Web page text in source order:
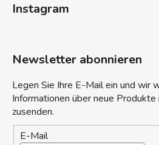
Instagram
Newsletter abonnieren
Legen Sie Ihre E-Mail ein und wir
Informationen über neue
zusenden.
E-Mail